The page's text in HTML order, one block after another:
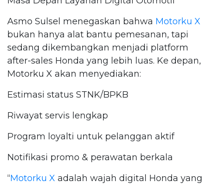
Asmo Sulsel menegaskan bahwa Motorku X
bukan hanya alat bantu pemesanan, tapi
sedang dikembangkan menjadi platform
after-sales Honda yang lebih luas. Ke depan,
Motorku X akan menyediakan:
Estimasi status STNK/BPKB
Riwayat servis lengkap
Program loyalti untuk pelanggan aktif
Notifikasi promo & perawatan berkala
“Motorku X adalah wajah digital Honda yang